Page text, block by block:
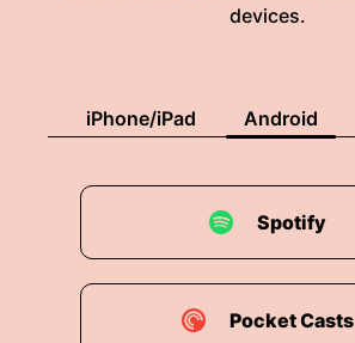
devices.
iPhone/iPad Android
Spotify
Pocket Casts